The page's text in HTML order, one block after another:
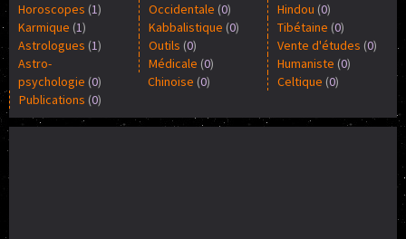
Horoscopes (1) Occidentale (0) Hindou (0)
Karmique (1) Kabbalistique (0) Tibétaine (0)
Astrologues (1) Outils (0) Vente d'études (0)
Astro-
psychologie (0)
Médicale (0) Humaniste (0)
Chinoise (0) Celtique (0)
Publications (0)